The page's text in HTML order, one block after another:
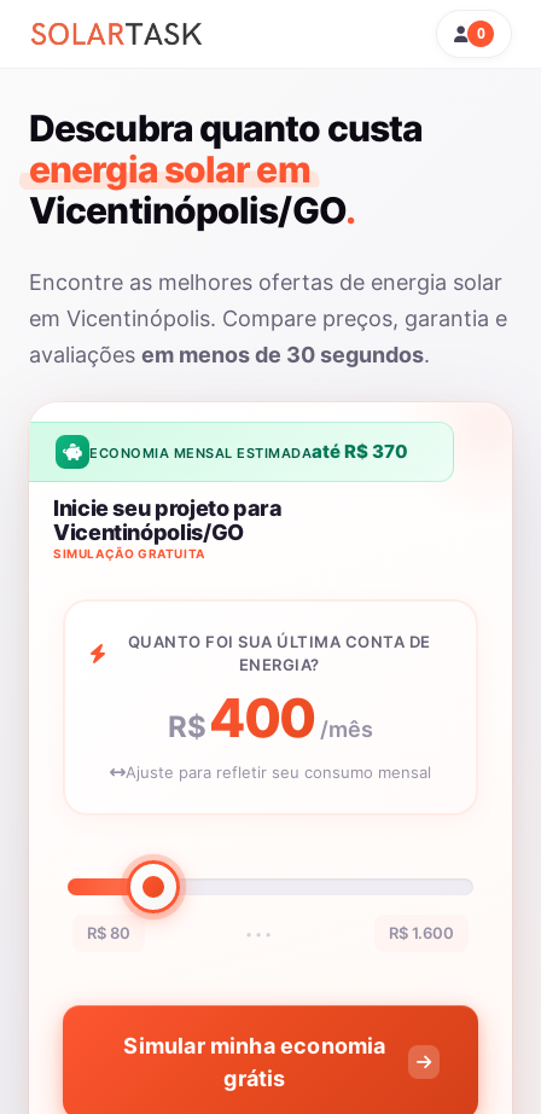
0
Descubra quanto custa
energia solar em
Vicentinópolis/GO.
Encontre as melhores ofertas de energia solar
em Vicentinópolis. Compare preços, garantia e
avaliações em menos de 30 segundos.
ECONOMIA MENSAL ESTIMADAaté R$ 370
SIMULAÇÃO GRATUITA
Inicie seu projeto para
Vicentinópolis/GO
QUANTO FOI SUA ÚLTIMA CONTA DE
ENERGIA?
R$400 /mês
Ajuste para refletir seu consumo mensal
R$ 80 ••• R$ 1.600
Simular minha economia
grátis